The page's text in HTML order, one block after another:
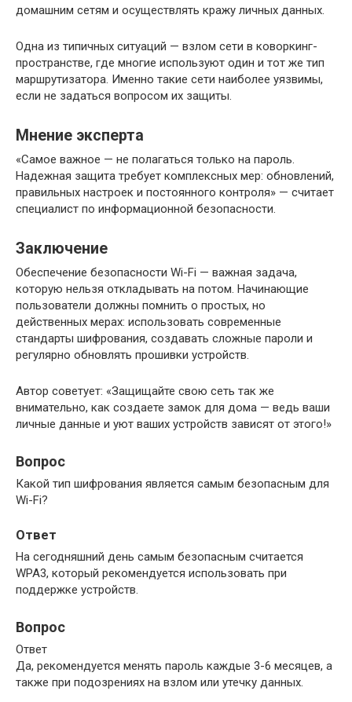
домашним сетям и осуществлять кражу личных данных.
Одна из типичных ситуаций — взлом сети в коворкинг-
пространстве, где многие используют один и тот же тип
маршрутизатора. Именно такие сети наиболее уязвимы,
если не задаться вопросом их защиты.
Мнение эксперта
«Самое важное — не полагаться только на пароль.
Надежная защита требует комплексных мер: обновлений,
правильных настроек и постоянного контроля» — считает
специалист по информационной безопасности.
Заключение
Обеспечение безопасности Wi-Fi — важная задача,
которую нельзя откладывать на потом. Начинающие
пользователи должны помнить о простых, но
действенных мерах: использовать современные
стандарты шифрования, создавать сложные пароли и
регулярно обновлять прошивки устройств.
Автор советует: «Защищайте свою сеть так же
внимательно, как создаете замок для дома — ведь ваши
личные данные и уют ваших устройств зависят от этого!»
Вопрос
Какой тип шифрования является самым безопасным для
Wi-Fi?
Ответ
На сегодняшний день самым безопасным считается
WPA3, который рекомендуется использовать при
поддержке устройств.
Вопрос
Ответ
Да, рекомендуется менять пароль каждые 3-6 месяцев, а
также при подозрениях на взлом или утечку данных.